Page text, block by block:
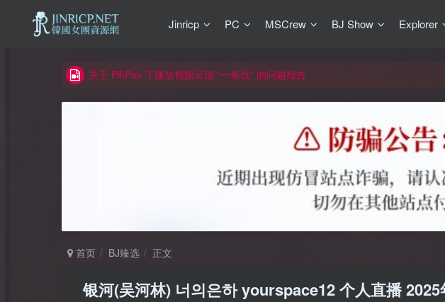
Jinricp PC MSCrew BJ Show Explorer
因粉丝房被举报给主播糟下架,我们提高了粉丝房购买门槛
关于 PikPak 下播放视频呈现 “一条线” 的问题报告
如何获得 Jinricp.net 网站邀请码
正版声明: 警惕盗版网站冒充 Jinricp.net [20260605更新]
首页 BJ臻选 正文
银河(吴河林) 너의은하 yourspace12 个人直播